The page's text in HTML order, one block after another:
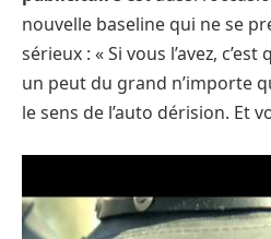
nouvelle baseline qui ne se
sérieux : « Si vous l’avez, c’est
un peut du grand n’importe
le sens de l’auto dérision. Et